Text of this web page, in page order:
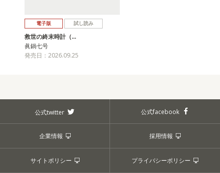
電子版 試し読み
救世の終末時計（…
眞鍋七号
発売日：2026.09.25
公式twitter 公式facebook
企業情報 採用情報
サイトポリシー プライバシーポリシー